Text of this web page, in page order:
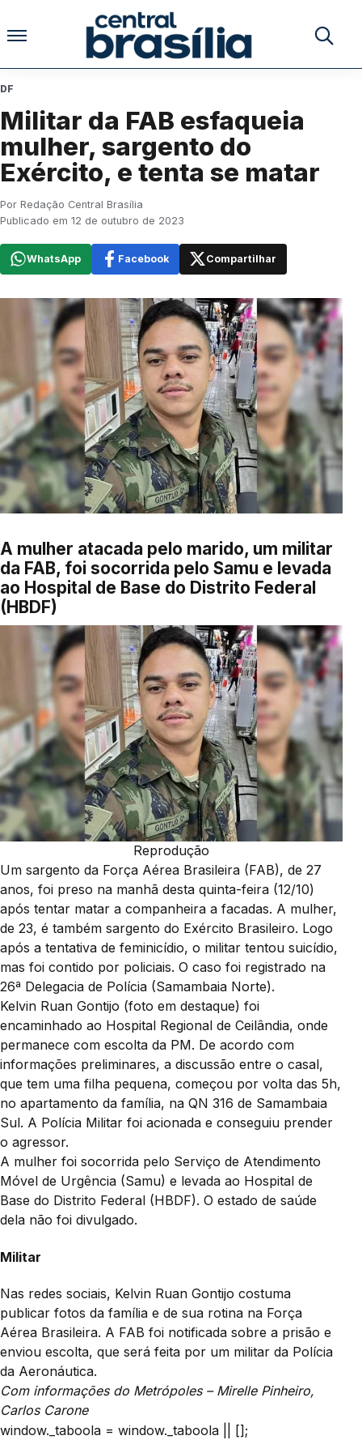
Pular para o conteúdo
Buscar
DF
Militar da FAB esfaqueia
mulher, sargento do
Exército, e tenta se matar
Por Redação Central Brasília
Publicado em 12 de outubro de 2023
WhatsApp Facebook Compartilhar
A mulher atacada pelo marido, um militar
da FAB, foi socorrida pelo Samu e levada
ao Hospital de Base do Distrito Federal
(HBDF)
Reprodução
Um sargento da Força Aérea Brasileira (FAB), de 27
anos, foi preso na manhã desta quinta-feira (12/10)
após tentar matar a companheira a facadas. A mulher,
de 23, é também sargento do Exército Brasileiro. Logo
após a tentativa de feminicídio, o militar tentou suicídio,
mas foi contido por policiais. O caso foi registrado na
26ª Delegacia de Polícia (Samambaia Norte).
Kelvin Ruan Gontijo (foto em destaque) foi
encaminhado ao Hospital Regional de Ceilândia, onde
permanece com escolta da PM. De acordo com
informações preliminares, a discussão entre o casal,
que tem uma filha pequena, começou por volta das 5h,
no apartamento da família, na QN 316 de Samambaia
Sul. A Polícia Militar foi acionada e conseguiu prender
o agressor.
A mulher foi socorrida pelo Serviço de Atendimento
Móvel de Urgência (Samu) e levada ao Hospital de
Base do Distrito Federal (HBDF). O estado de saúde
dela não foi divulgado.
Militar
Nas redes sociais, Kelvin Ruan Gontijo costuma
publicar fotos da família e de sua rotina na Força
Aérea Brasileira. A FAB foi notificada sobre a prisão e
enviou escolta, que será feita por um militar da Polícia
da Aeronáutica.
Com informações do Metrópoles – Mirelle Pinheiro,
Carlos Carone
window._taboola = window._taboola || [];